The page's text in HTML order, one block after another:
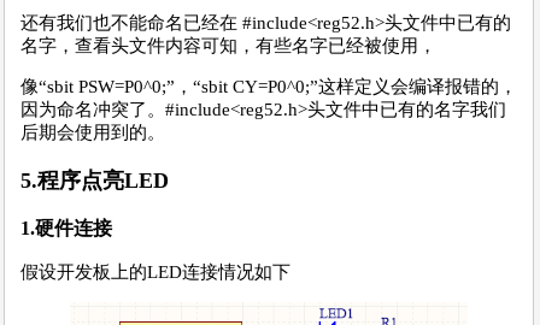
还有我们也不能命名已经在 #include<reg52.h>头文件中已有的
名字，查看头文件内容可知，有些名字已经被使用，
像“sbit PSW=P0^0;”，“sbit CY=P0^0;”这样定义会编译报错的，
因为命名冲突了。#include<reg52.h>头文件中已有的名字我们
后期会使用到的。
5.程序点亮LED
1.硬件连接
假设开发板上的LED连接情况如下